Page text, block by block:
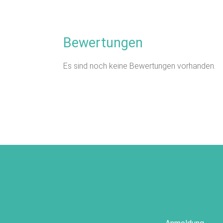
Bewertungen
Es sind noch keine Bewertungen vorhanden.